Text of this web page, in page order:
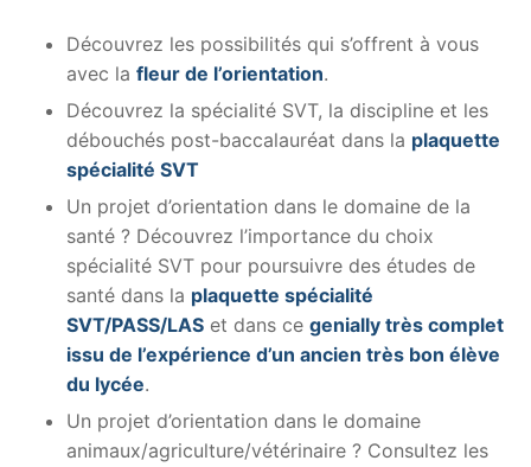
Découvrez les possibilités qui s’offrent à vous
avec la fleur de l’orientation.
Découvrez la spécialité SVT, la discipline et les
débouchés post-baccalauréat dans la plaquette
spécialité SVT
Un projet d’orientation dans le domaine de la
santé ? Découvrez l’importance du choix
spécialité SVT pour poursuivre des études de
santé dans la plaquette spécialité
SVT/PASS/LAS et dans ce genially très complet
issu de l’expérience d’un ancien très bon élève
du lycée.
Un projet d’orientation dans le domaine
animaux/agriculture/vétérinaire ? Consultez les